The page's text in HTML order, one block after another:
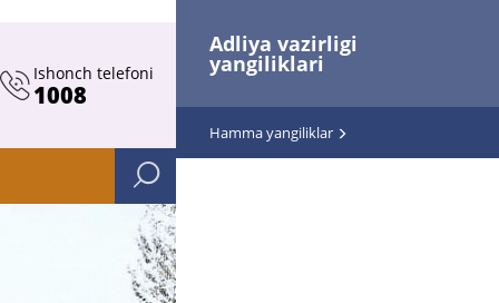
Adliya vazirligi
yangiliklari
Hamma yangiliklar
Ishonch telefoni
1008